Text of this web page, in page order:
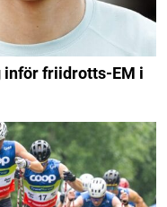
inför friidrotts-EM i